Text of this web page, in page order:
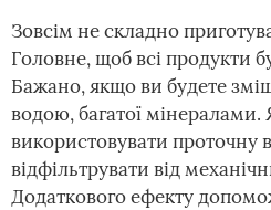
Зовсім не складно
Головне, щоб всі продукти
Бажано, якщо ви будете
водою, багатої мінералами.
використовувати проточну
відфільтрувати від
Додаткового ефекту